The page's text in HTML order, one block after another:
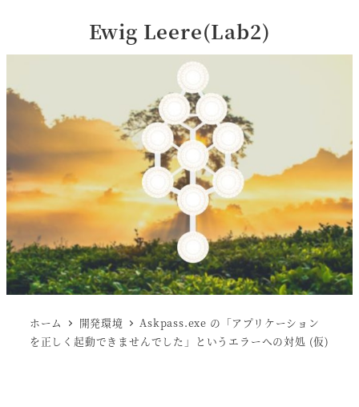
Ewig Leere(Lab2)
ホーム 開発環境
Askpass.exe の「アプリケーション
を正しく起動できませんでした」というエラーへの対処 (仮)